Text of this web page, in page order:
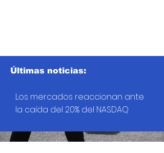
Últimas noticias:
Los mercados reaccionan ante
la caída del 20% del NASDAQ